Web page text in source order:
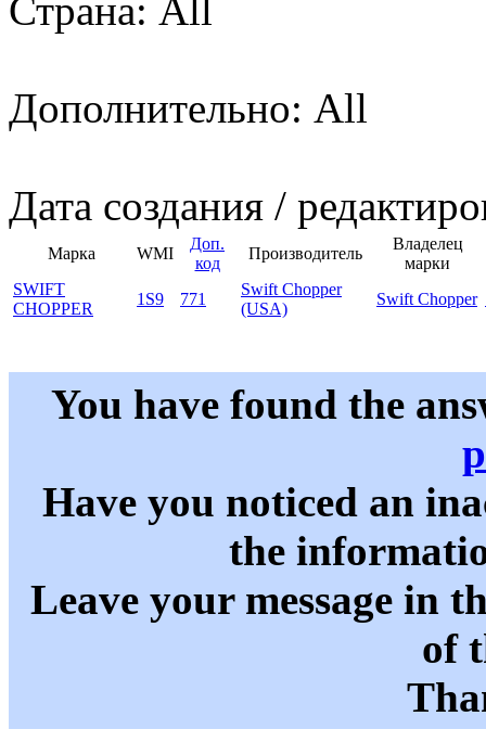
Страна: All
Дополнительно: All
Дата создания /
Марка WMI
Доп.
код
Производитель
Владелец
марки
SWIFT
CHOPPER
1S9 771
Swift Chopper
(USA)
Swift Chopper
You have found the
Have you noticed an
the
Leave your message in
of